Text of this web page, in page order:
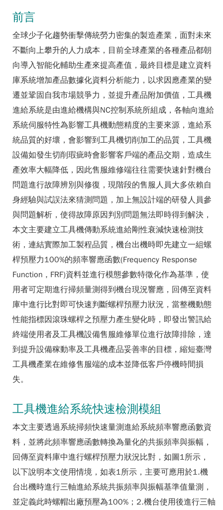
前言
全球少子化趨勢衝擊傳統勞力密集的製造產業，面對未來
不斷向上攀升的人力成本，目前全球產業的各種產品都朝
向導入智能化輔助生產來提高產值，最終目標是建立資料
庫系統增加產品數據化資料分析能力，以求因應產業的變
遷並鞏固自我市場競爭力，並提升產品附加價值，工具機
進給系統是由進給機構與NC控制系統所組成，各軸向進給
系統伺服特性為影響工具機動態精度的主要來源，進給系
統品質的好壞，會影響到工具機切削加工的品質，工具機
設備如發生切削瑕疵時會影響客戶端的產品交期，造成生
產效率大幅降低，因此售服維修端往往需要快速針對機台
問題進行故障辨別與修復，現階段的售服人員大多依賴自
身經驗與試誤法來猜測問題，加上無設計端的研發人員參
與問題解析，使得故障原因判別問題無法即時得到解決，
本文主要建立工具機傳動系統進給剛性衰減快速檢測技
術，連結實際加工製程品質，機台出機時即先建立一組螺
桿預壓力100%的頻率響應函數(Frequency Response
Function , FRF)資料並進行模態參數特徵化作為基準，使
用者可定期進行掃頻量測得到機台現況響應，回傳至資料
庫中進行比對即可快速判斷螺桿預壓力狀況，當整機動態
性能指標因滾珠螺桿之預壓力產生變化時，即發出警訊給
終端使用者及工具機設備售服維修單位進行故障排除，達
到提升設備稼動率及工具機產品妥善率的目標，縮短臺灣
工具機產業在維修售服端的成本並降低客戶停機時間損
失。
工具機進給系統快速檢測模組
本文主要透過系統掃頻快速量測進給系統頻率響應函數資
料，並將此頻率響應函數轉換為量化的共振頻率與振幅，
回傳至資料庫中進行螺桿預壓力狀況比對，如圖1所示，
以下說明本文使用情境，如表1所示，主要可應用於1.機
台出機時進行三軸進給系統共振頻率與振幅基準值量測，
並定義此時螺帽出廠預壓為100%；2.機台使用後進行三軸